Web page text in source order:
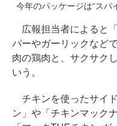
今年のパッケージは“スパ
広報担当者によると
パーやガーリックなど
肉の鶏肉と、サクサク
いう。
チキンを使ったサイ
ン」や「チキンマック